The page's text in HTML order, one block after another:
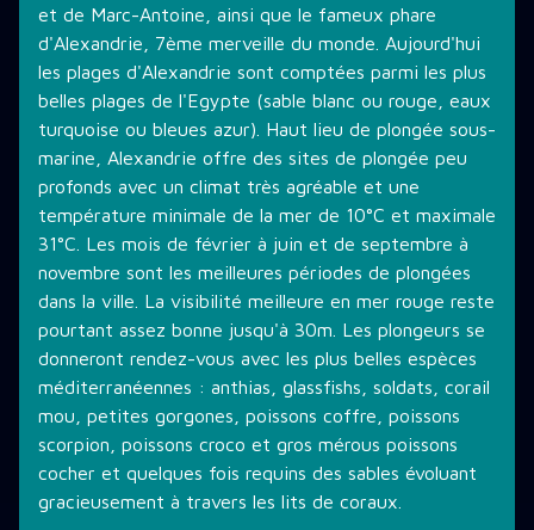
et de Marc-Antoine, ainsi que le fameux phare
d'Alexandrie, 7ème merveille du monde. Aujourd'hui
les plages d'Alexandrie sont comptées parmi les plus
belles plages de l'Egypte (sable blanc ou rouge, eaux
turquoise ou bleues azur). Haut lieu de plongée sous-
marine, Alexandrie offre des sites de plongée peu
profonds avec un climat très agréable et une
température minimale de la mer de 10°C et maximale
31°C. Les mois de février à juin et de septembre à
novembre sont les meilleures périodes de plongées
dans la ville. La visibilité meilleure en mer rouge reste
pourtant assez bonne jusqu'à 30m. Les plongeurs se
donneront rendez-vous avec les plus belles espèces
méditerranéennes : anthias, glassfishs, soldats, corail
mou, petites gorgones, poissons coffre, poissons
scorpion, poissons croco et gros mérous poissons
cocher et quelques fois requins des sables évoluant
gracieusement à travers les lits de coraux.